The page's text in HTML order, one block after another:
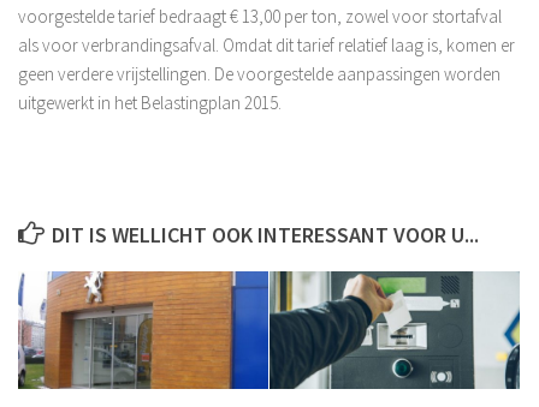
Aangifte Inkomstenbelasting 2018
Privacyverklaring
voorgestelde tarief bedraagt € 13,00 per ton, zowel voor stortafval
als voor verbrandingsafval. Omdat dit tarief relatief laag is, komen er
geen verdere vrijstellingen. De voorgestelde aanpassingen worden
uitgewerkt in het Belastingplan 2015.
DIT IS WELLICHT OOK INTERESSANT VOOR U...